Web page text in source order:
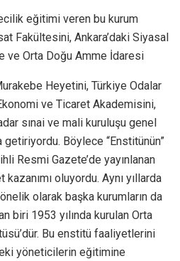
eğitimi veren bu kurum
Fakültesini, Ankara’daki Siyasal
ve Orta Doğu Amme İdaresi
Heyetini, Türkiye Odalar
ve Ticaret Akademisini,
sınai ve mali kuruluşu genel
getiriyordu. Böylece “Enstitünün”
Resmi Gazete’de yayınlanan
oluyordu. Aynı yıllarda
olarak başka kurumların da
biri 1953 yılında kurulan Orta
Bu enstitü faaliyetlerini
yöneticilerin eğitimine